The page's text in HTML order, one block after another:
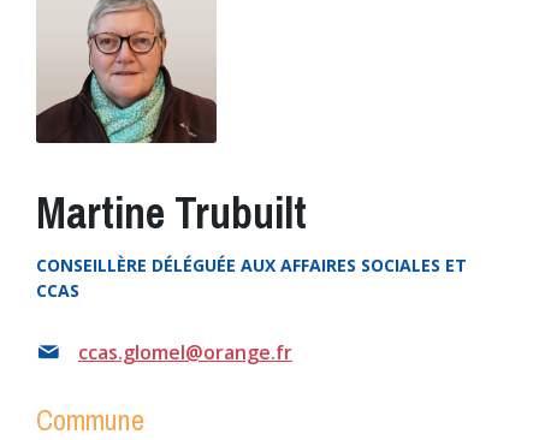
Martine Trubuilt
CONSEILLÈRE DÉLÉGUÉE AUX AFFAIRES SOCIALES ET
CCAS
ccas.glomel@orange.fr
Commune